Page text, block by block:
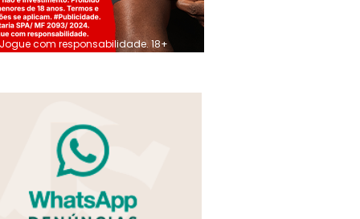
Jogue com responsabilidade. 18+